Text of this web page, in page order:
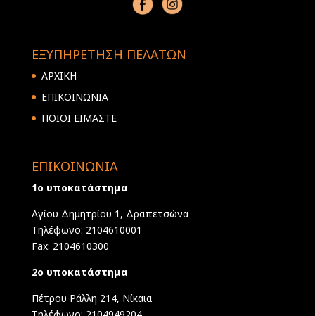
ΕΞΥΠΗΡΕΤΗΣΗ ΠΕΛΑΤΩΝ
ΑΡΧΙΚΗ
ΕΠΙΚΟΙΝΩΝΙΑ
ΠΟΙΟΙ ΕΙΜΑΣΤΕ
ΕΠΙΚΟΙΝΩΝΙΑ
1ο υποκατάστημα
Αγίου Δημητρίου 1, Δραπετσώνα
Τηλέφωνο: 2104610001
Fax: 2104610300
2ο υποκατάστημα
Πέτρου Ράλλη 214, Νίκαια